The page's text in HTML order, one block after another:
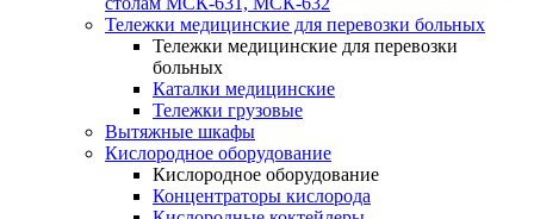
Тележки медицинские для перевозки больных
Тележки медицинские для перевозки
больных
Каталки медицинские
Тележки грузовые
Вытяжные шкафы
Кислородное оборудование
Кислородное оборудование
Концентраторы кислорода